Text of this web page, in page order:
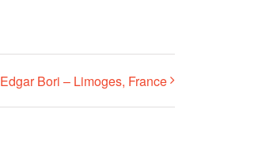
Edgar Bori – Limoges, France